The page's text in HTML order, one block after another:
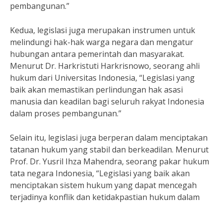
pembangunan.”
Kedua, legislasi juga merupakan instrumen untuk
melindungi hak-hak warga negara dan mengatur
hubungan antara pemerintah dan masyarakat.
Menurut Dr. Harkristuti Harkrisnowo, seorang ahli
hukum dari Universitas Indonesia, “Legislasi yang
baik akan memastikan perlindungan hak asasi
manusia dan keadilan bagi seluruh rakyat Indonesia
dalam proses pembangunan.”
Selain itu, legislasi juga berperan dalam menciptakan
tatanan hukum yang stabil dan berkeadilan. Menurut
Prof. Dr. Yusril Ihza Mahendra, seorang pakar hukum
tata negara Indonesia, “Legislasi yang baik akan
menciptakan sistem hukum yang dapat mencegah
terjadinya konflik dan ketidakpastian hukum dalam